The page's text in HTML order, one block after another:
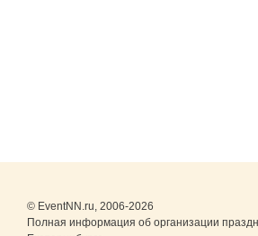
© EventNN.ru, 2006-2026
Полная информация об организации